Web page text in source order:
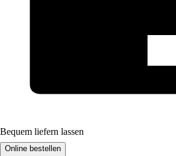
Bequem liefern lassen
Online bestellen